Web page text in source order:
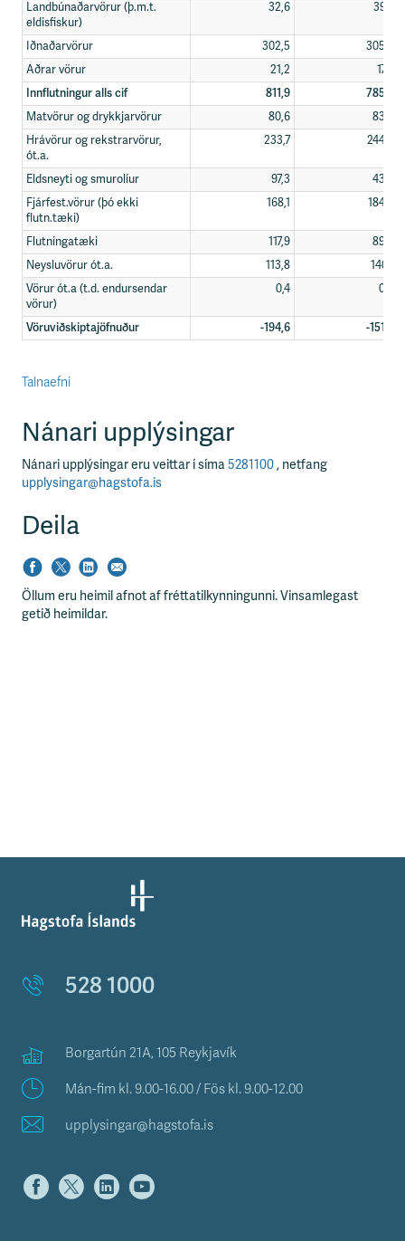
Landbúnaðarvörur (þ.m.t.
eldisfiskur)
32,6 39,4
Iðnaðarvörur 302,5
305,9
Aðrar vörur
21,2
17,0
Innflutningur alls cif
811,9
785,8
Matvörur og drykkjarvörur
80,6
83,2
Hrávörur og rekstrarvörur,
ót.a.
233,7 244,2
Eldsneyti og smurolíur 97,3
43,9
Fjárfest.vörur (þó ekki
flutn.tæki)
168,1 184,2
Flutningatæki 117,9
89,6
Neysluvörur ót.a.
113,8
140,1
Vörur ót.a (t.d. endursendar
vörur)
0,4 0,6
Vöruviðskiptajöfnuður -194,6 -151,2
Talnaefni
Nánari upplýsingar
Nánari upplýsingar eru veittar í síma5281100, netfang
upplysingar@hagstofa.is
Deila
Öllum eru heimil afnot af fréttatilkynningunni. Vinsamlegast
getið heimildar.
528 1000
Borgartún 21A, 105 Reykjavík
Mán-fim kl. 9.00-16.00 / Fös kl. 9.00-12.00
upplysingar@hagstofa.is